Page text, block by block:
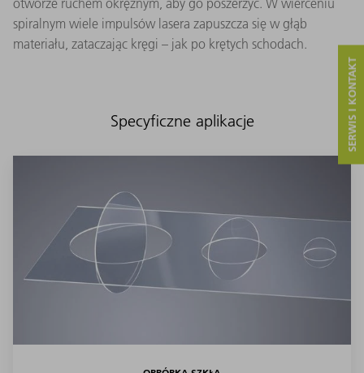
spiralnym wiele impulsów lasera zapuszcza się w głąb
materiału, zataczając kręgi – jak po krętych schodach.
Specyficzne aplikacje SERWIS I KONTAKT